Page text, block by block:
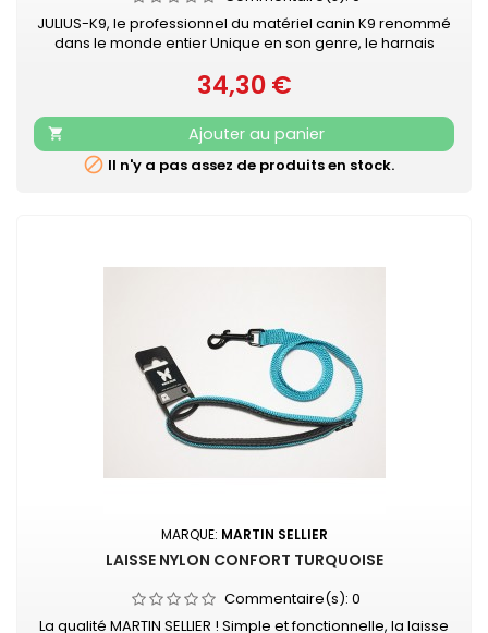
JULIUS-K9, le professionnel du matériel canin K9 renommé
dans le monde entier Unique en son genre, le harnais
contrôler le chien pendant les balades en ville. Le harnais
IDC®Power est votre compagnon au quotidien, pour le loisir
et la promenade, dans la rue comme au parc. Sa poignée
solide...
Prix
34,30 €

Ajouter au panier
 Il n'y a pas assez de produits en stock.
MARQUE: MARTIN SELLIER
LAISSE NYLON CONFORT TURQUOISE
Commentaire(s): 0
La qualité MARTIN SELLIER ! Simple et fonctionnelle, la laisse